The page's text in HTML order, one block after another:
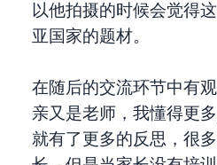
以他拍摄的时候会觉得
亚国家的题材。
在随后的交流环节中有
亲又是老师，我懂得更
就有了更多的反思，很